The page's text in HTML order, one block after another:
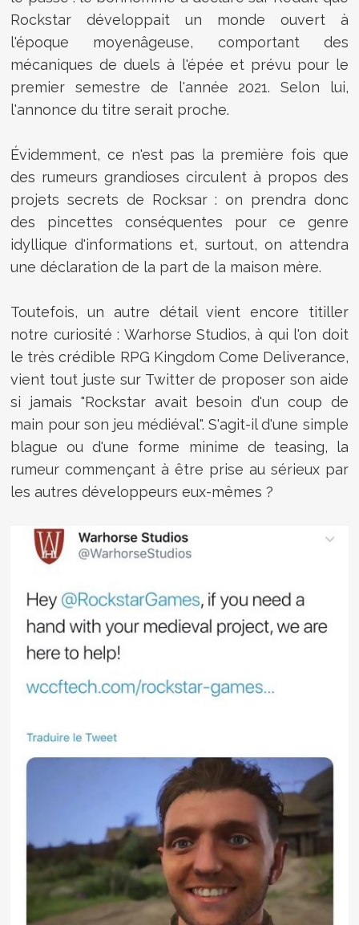
Rockstar développait un monde ouvert à
l'époque moyenâgeuse, comportant des
mécaniques de duels à l'épée et prévu pour le
premier semestre de l'année 2021. Selon lui,
l'annonce du titre serait proche.
Évidemment, ce n'est pas la première fois que
des rumeurs grandioses circulent à propos des
projets secrets de Rocksar : on prendra donc
des pincettes conséquentes pour ce genre
idyllique d'informations et, surtout, on attendra
une déclaration de la part de la maison mère.
Toutefois, un autre détail vient encore titiller
notre curiosité : Warhorse Studios, à qui l'on doit
le très crédible RPG Kingdom Come Deliverance,
vient tout juste sur Twitter de proposer son aide
si jamais "Rockstar avait besoin d'un coup de
main pour son jeu médiéval". S'agit-il d'une simple
blague ou d'une forme minime de teasing, la
rumeur commençant à être prise au sérieux par
les autres développeurs eux-mêmes ?